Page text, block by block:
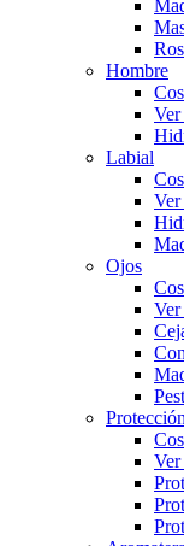
Hombre
Ver
Labial
Ver
Ojos
Ver
Ver